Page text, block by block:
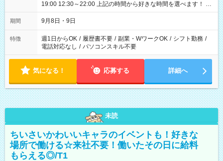
19:00 12:30～22:00 上記の時間から好きな時間を選べます！ ※
時間は変更となる可能性があります
期間 9月8日・9日
特徴 週1日からOK / 履歴書不要 / 副業・WワークOK / シフト勤務 /
電話対応なし / パソコンスキル不要
気になる！ 応募する 詳細へ
未読
ちいさいかわいいキャラのイベントも！好きな
場所で働ける☆来社不要！働いたその日に給料
もらえる◎/T1